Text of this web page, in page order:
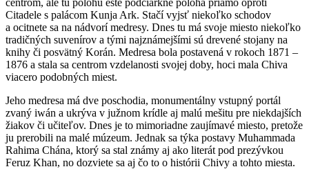
Citadele s palácom Kunja Ark. Stačí vyjsť niekoľko schodov
a ocitnete sa na nádvorí medresy. Dnes tu má svoje miesto niekoľko
tradičných suvenírov a tými najznámejšími sú drevené stojany na
knihy či posvätný Korán. Medresa bola postavená v rokoch 1871 –
1876 a stala sa centrom vzdelanosti svojej doby, hoci mala Chiva
viacero podobných miest.
Jeho medresa má dve poschodia, monumentálny vstupný portál
zvaný iwán a ukrýva v južnom krídle aj malú mešitu pre niekdajších
žiakov či učiteľov. Dnes je to mimoriadne zaujímavé miesto, pretože
ju prerobili na malé múzeum. Jednak sa týka postavy Muhammada
Rahima Chána, ktorý sa stal známy aj ako literát pod prezývkou
Feruz Khan, no dozviete sa aj čo to o histórii Chivy a tohto miesta.